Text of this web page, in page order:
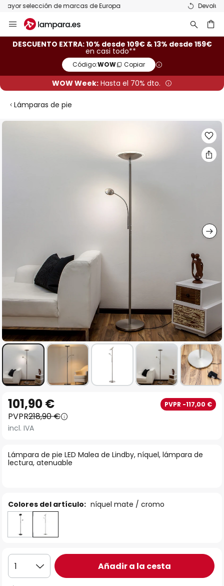
Devoluciones gratis en un plazo de 50 días
al
contenido
DESCUENTO EXTRA: 10% desde 109€ & 13% desde 159€
en casi todo**
Código:WOW Copiar
WOW Week: Hasta el 70% dto.
Lámparas de pie
Saltar
comienzo
de
galería
de
Lámpara de pie LED Malea de Lindby, níquel, lámpara de
lectura, atenuable
101,90 € PVPR -117,00 €
PVPR218,90 €
incl. IVA
Colores del artículo: níquel mate / cromo
1 Añadir a la cesta